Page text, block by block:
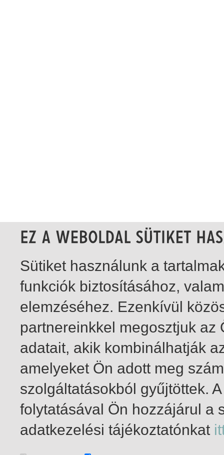
1-5 / összesen 5 találat
Sütiket használunk a
funkciók biztosításához,
elemzéséhez. Ezenkívül
partnereinkkel megosztjuk
adatait, akik kombinálhatják
amelyeket Ön adott meg
szolgáltatásokból gyűjtöttek.
folytatásával Ön hozzájárul a
adatkezelési tájékoztatónkat